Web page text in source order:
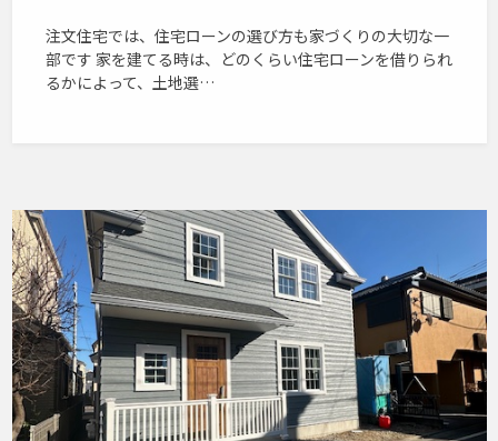
注文住宅では、住宅ローンの選び方も家づくりの大切な一
部です 家を建てる時は、どのくらい住宅ローンを借りられ
るかによって、土地選…